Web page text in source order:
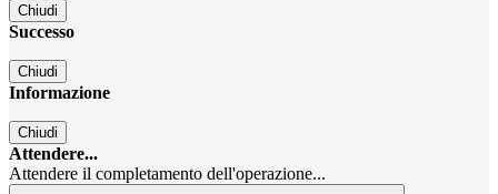
Chiudi
Successo
Chiudi
Informazione
Chiudi
Attendere...
Attendere il completamento dell'operazione...